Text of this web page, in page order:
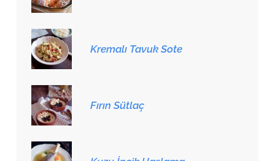
Kremalı Tavuk Sote
Fırın Sütlaç